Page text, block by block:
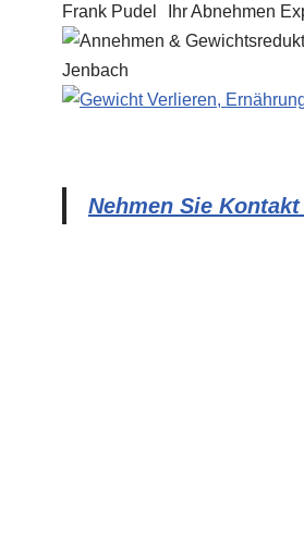
Frank Pudel Ihr Abnehmen
Nehmen Sie